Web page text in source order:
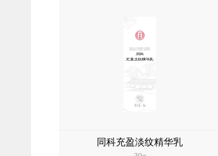
同科充盈淡纹精华乳